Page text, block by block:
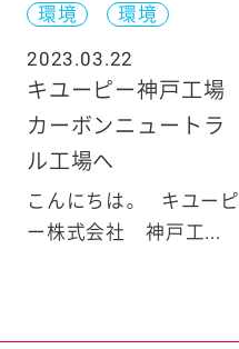
環境
環境
2023.03.22
キユーピー神戸工場
カーボンニュートラ
ル工場へ
こんにちは。 キユーピ
ー株式会社 神戸工...